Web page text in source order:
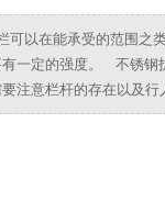
以在能承受的范围之
一定的强度。 不锈
注意栏杆的存在以及